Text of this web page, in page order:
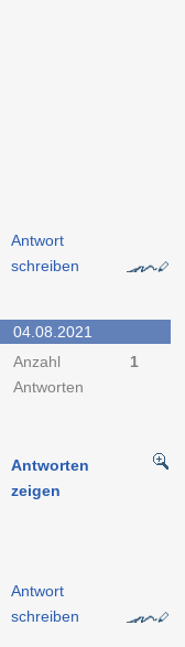
Antwort
schreiben
04.08.2021
Anzahl
Antworten
1
Antworten
zeigen
Antwort
schreiben